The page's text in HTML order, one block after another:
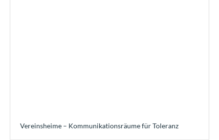
Vereinsheime – Kommunikationsräume für Toleranz